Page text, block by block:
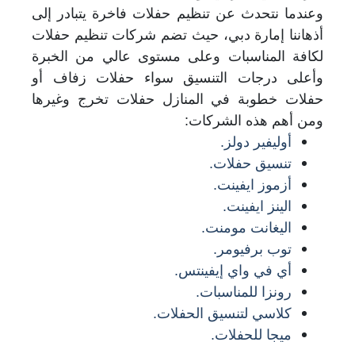
وعندما نتحدث عن تنظيم حفلات فاخرة يتبادر إلى
أذهاننا إمارة دبي، حيث تضم شركات تنظيم حفلات
لكافة المناسبات وعلى مستوى عالي من الخبرة
وأعلى درجات التنسيق سواء حفلات زفاف أو
حفلات خطوبة في المنازل حفلات تخرج وغيرها
ومن أهم هذه الشركات:
أوليفير دولز.
تنسيق حفلات.
أزموز ايفينت.
الينز ايفينت.
اليغانت مومنت.
توب برفيومر.
أي في واي إيفينتس.
رونزا للمناسبات.
كلاسي لتنسيق الحفلات.
ميجا للحفلات.